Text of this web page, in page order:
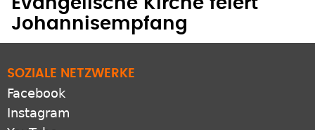
Johannisempfang
Facebook
Instagram
YouTube